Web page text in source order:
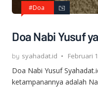
#Doa
Doa Nabi Yusuf
syahadat.id Februari
Doa Nabi Yusuf
ketampanannya adalah